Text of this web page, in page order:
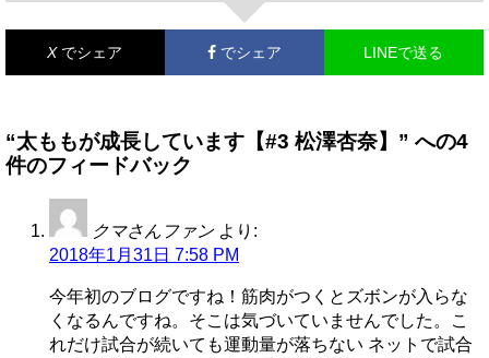
X でシェア でシェア LINEで送る
“太ももが成長しています【#3 松澤杏奈】” への4
件のフィードバック
クマさんファン より:
2018年1月31日 7:58 PM
今年初のブログですね！筋肉がつくとズボンが入らな
くなるんですね。そこは気づいていませんでした。こ
れだけ試合が続いても運動量が落ちない ネットで試合